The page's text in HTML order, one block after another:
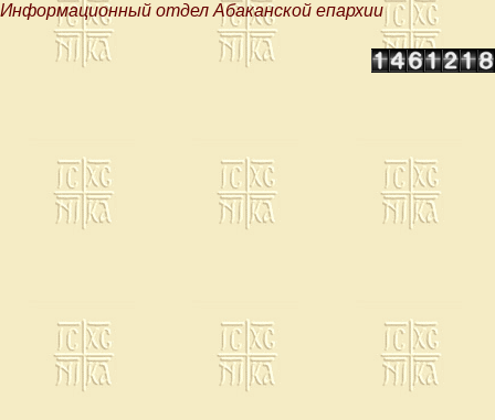
Информационный отдел Абаканской епархии